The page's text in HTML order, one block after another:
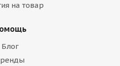
на товар
Блог